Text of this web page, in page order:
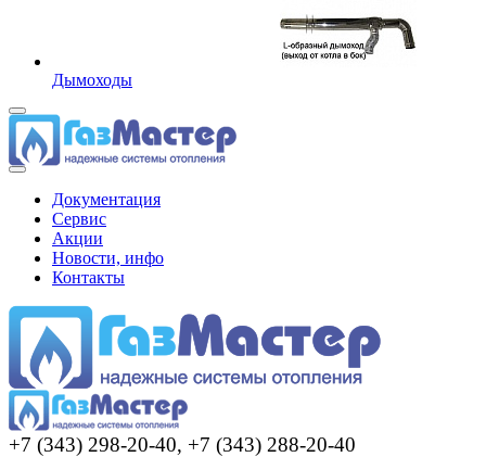
Дымоходы
Документация
Сервис
Акции
Новости, инфо
Контакты
+7 (343) 298-20-40, +7 (343) 288-20-40